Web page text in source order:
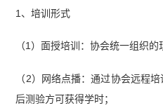
1、培训形式
（1）面授培训：协会统一组织的
（2）网络点播：通过协会远程
后测验方可获得学时；